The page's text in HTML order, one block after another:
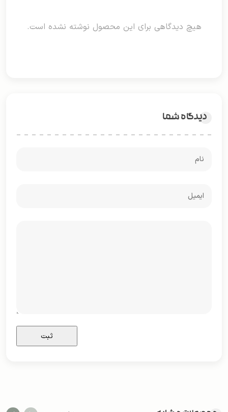
هیچ دیدگاهی برای این محصول نوشته نشده است.
دیدگاه شما